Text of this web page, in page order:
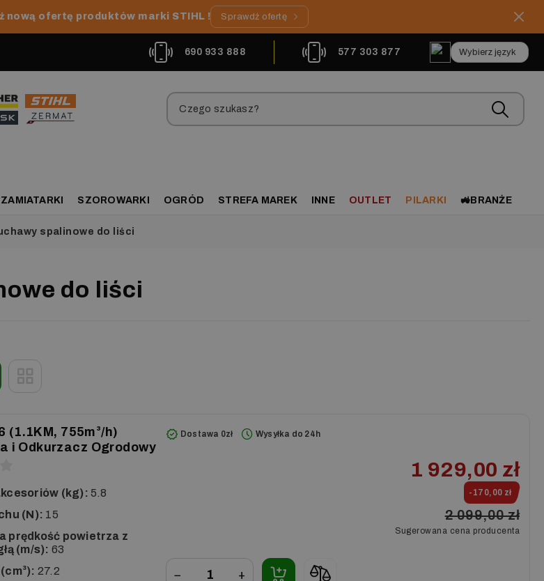
nową ofertę produktów marki STIHL ! Sprawdź ofertę
690 933 888 577 303 877
ZAMIATARKI SZOROWARKI OGRÓD STREFA MAREK INNE OUTLET PILARKI 🚜BRANŻE
spalinowe do liści
do liści
(1.1KM, 755m³/h)
i Odkurzacz Ogrodowy
(kg): 5.8
(N): 15
prędkość powietrza z
(m/s): 63
27.2
Dostawa 0zł Wysyłka do 24h
1 929,00 zł
-170,00 zł
2 099,00 zł
Sugerowana cena producenta
− +